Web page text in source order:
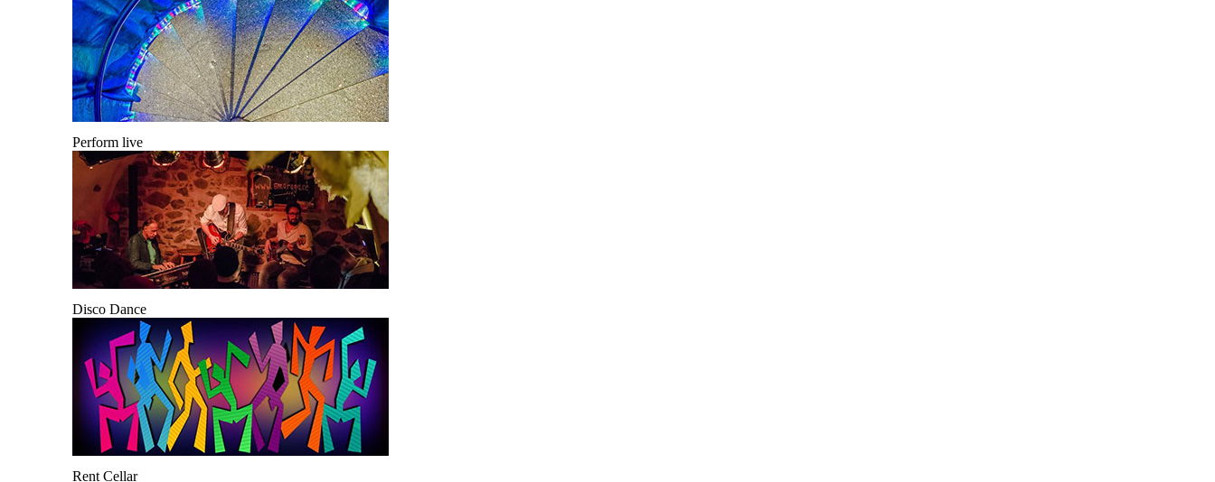
Perform live
Disco Dance
Rent Cellar